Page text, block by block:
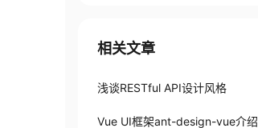
相关文章
浅谈RESTful API设计风格
Vue UI框架ant-design-vue介绍